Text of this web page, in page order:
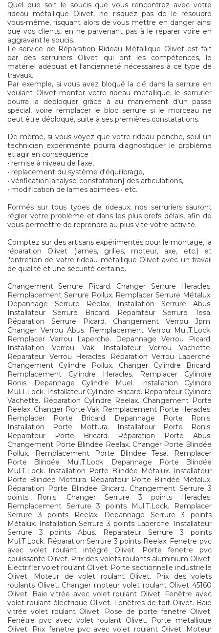
Quel que soit le soucis que vous rencontrez avec votre
rideau métallique Olivet, ne risquez pas de le résoudre
vous-même, risquant alors de vous mettre en danger ainsi
que vos clients, en ne parvenant pas à le réparer voire en
aggravant le soucis.
Le service de Réparation Rideau Métallique Olivet est fait
par des serruriers Olivet qui ont les compétences, le
matériel adéquat et l'ancienneté nécessaires à ce type de
travaux.
Par exemple, si vous avez bloqué la clé dans la serrure en
voulant Olivet monter votre rideau metallique, le serrurier
pourra la débloquer grâce à au maniement d'un passe
spécial, voire remplacer le bloc serrure si le morceau ne
peut être débloqué, suite à ses premières constatations.
De même, si vous voyez que votre rideau penche, seul un
technicien expérimenté pourra diagnostiquer le problème
et agir en conséquence :
• remise à niveau de l'axe,
• replacement du système d'équilibrage,
• vérification|analyse|constatation] des articulations,
• modification de lames abîmées • etc.
Formés sur tous types de rideaux, nos serruriers sauront
régler votre problème et dans les plus brefs délais, afin de
vous permettre de reprendre au plus vite votre activité.
Comptez sur des artisans expérimentés pour le montage, la
réparation Olivet (lames, grilles, moteur, axe, etc.) et
l'entretien de votre rideau métallique Olivet avec un travail
de qualité et une sécurité certaine.
Changement Serrure Picard. Changer Serrure Heracles.
Remplacement Serrure Pollux. Remplacer Serrure Métalux.
Depannage Serrure Reelax. Installation Serrure Abus.
Installateur Serrure Bricard. Reparateur Serrure Tesa.
Réparation Serrure Picard. Changement Verrou Jpm.
Changer Verrou Abus. Remplacement Verrou Mul.T.Lock.
Remplacer Verrou Laperche. Depannage Verrou Picard.
Installation Verrou Vak. Installateur Verrou Vachette.
Reparateur Verrou Heracles. Réparation Verrou Laperche.
Changement Cylindre Pollux. Changer Cylindre Bricard.
Remplacement Cylindre Heracles. Remplacer Cylindre
Ronis. Depannage Cylindre Muel. Installation Cylindre
Mul.T.Lock. Installateur Cylindre Bricard. Reparateur Cylindre
Vachette. Réparation Cylindre Reelax. Changement Porte
Reelax. Changer Porte Vak. Remplacement Porte Heracles.
Remplacer Porte Bricard. Depannage Porte Ronis.
Installation Porte Mottura. Installateur Porte Ronis.
Reparateur Porte Bricard. Réparation Porte Abus.
Changement Porte Blindée Reelax. Changer Porte Blindée
Pollux. Remplacement Porte Blindée Tesa. Remplacer
Porte Blindée Mul.T.Lock. Depannage Porte Blindée
Mul.T.Lock. Installation Porte Blindée Métalux. Installateur
Porte Blindée Mottura. Reparateur Porte Blindée Métalux.
Réparation Porte Blindée Bricard. Changement Serrure 3
points Ronis. Changer Serrure 3 points Heracles.
Remplacement Serrure 3 points Mul.T.Lock. Remplacer
Serrure 3 points Reelax. Depannage Serrure 3 points
Métalux. Installation Serrure 3 points Laperche. Installateur
Serrure 3 points Abus. Reparateur Serrure 3 points
Mul.T.Lock. Réparation Serrure 3 points Reelax. Fenetre pvc
avec volet roulant intégré Olivet. Porte fenetre pvc
coulissante Olivet. Prix des volets roulants aluminium Olivet.
Electrifier volet roulant Olivet. Porte sectionnelle industrielle
Olivet. Moteur de volet roulant Olivet. Prix des volets
roulants Olivet. Changer moteur volet roulant Olivet 45160
Olivet. Baie vitrée avec volet roulant Olivet. Fenêtre avec
volet roulant électrique Olivet. Fenêtres de toit Olivet. Baie
vitrée volet roulant Olivet. Pose de porte fenetre Olivet.
Fenêtre pvc avec volet roulant Olivet. Porte metallique
Olivet. Prix fenetre pvc avec volet roulant Olivet. Moteur